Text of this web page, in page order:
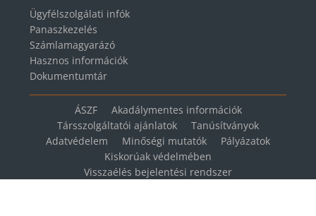
Ügyfélszolgálati infók
Panaszkezelés
Számlamagyarázó
Hasznos információk
Dokumentumtár
ÁSZF
Akadálymentes információk
Társszolgáltatói ajánlatok
Tanúsítványok
Adatvédelem
Minőségi mutatók
Pályázatok
Kiskorúak védelmében
Visszaélés bejelentési rendszer